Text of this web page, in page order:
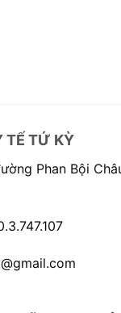
TẾ TỨ KỲ
Phan Bội